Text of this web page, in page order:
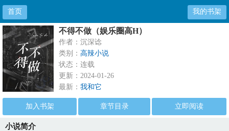
首页 我的书架
不得不做（娱乐圈高H）
作者：沉深谂
类别： 高辣小说
状态：连载
更新：2024-01-26
最新： 我和它
加入书架 章节目录 立即阅读
小说简介